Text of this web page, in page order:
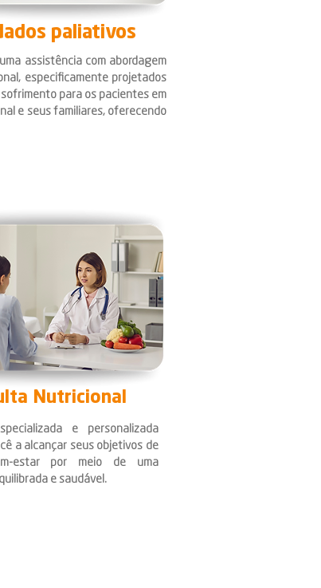
paliativos
assistência com abordagem
especificamente projetados
para os pacientes em
e seus familiares, oferecendo
Nutricional
e personalizada
a alcançar seus objetivos de
estar por meio de uma
e saudável.